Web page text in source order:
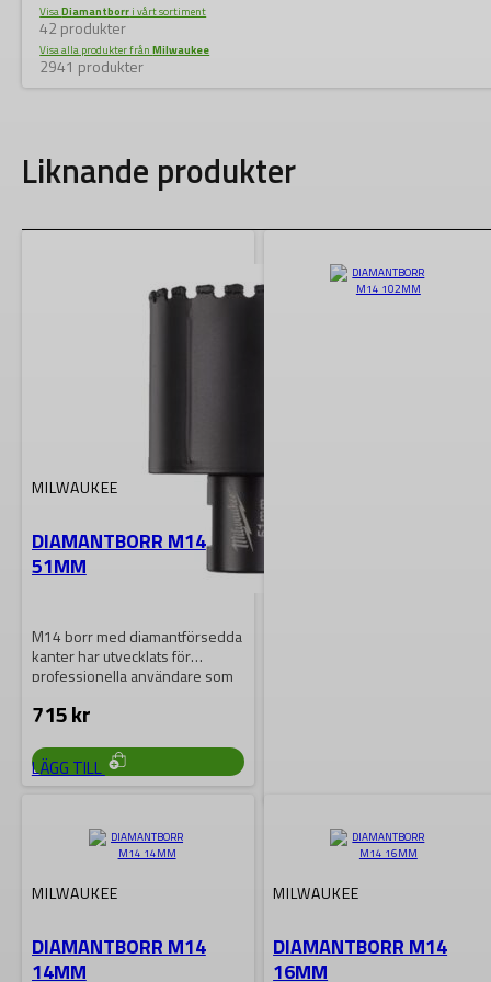
VisaDiamantborr i vårt sortiment
42 produkter
Visa alla produkter frånMilwaukee
2941 produkter
Liknande produkter
MILWAUKEE
DIAMANTBORR M14
51MM
M14 borr med diamantförsedda
kanter har utvecklats för
professionella användare som
715kr
LÄGG TILL
MILWAUKEE
102MM
M14 borr med diamantförsedda
MILWAUKEE
DIAMANTBORR M14
14MM
MILWAUKEE
DIAMANTBORR M14
16MM